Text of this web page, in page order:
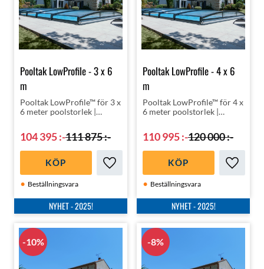
Pooltak LowProfile - 3 x 6
m
Pooltak LowProfile™ för 3 x
6 meter poolstorlek |
upp till 10 års garanti | Hög
isoleringsklass
104 395:-111 875:-
NYHET - 2025!
Lägg till i favoriter
Beställningsvara
KÖP
Pooltak LowProfile - 4 x 6
m
Pooltak LowProfile™ för 4 x
6 meter poolstorlek |
upp till 10 års garanti | Hög
isoleringsklass
110 995:-120 000:-
NYHET - 2025!
Lägg
Beställningsvara
KÖP
10% 8%